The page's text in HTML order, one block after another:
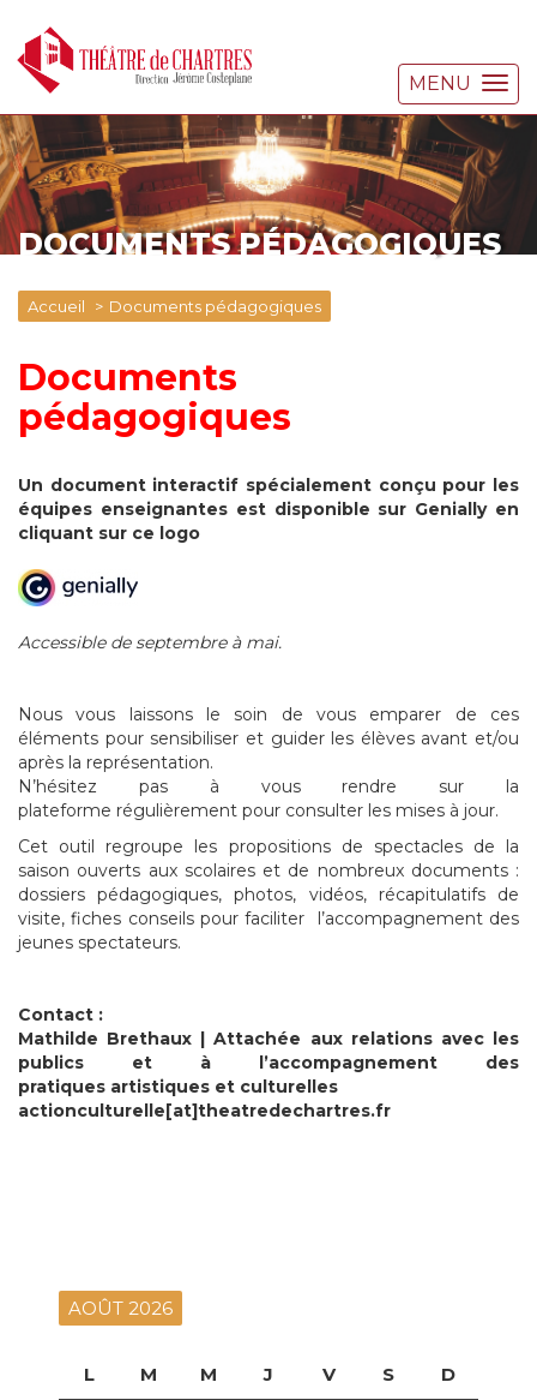
MENU
DOCUMENTS PÉDAGOGIQUES
Accueil Documents pédagogiques
Documents
pédagogiques
Un document interactif spécialement conçu pour les
équipes enseignantes est disponible sur Genially en
cliquant sur ce logo
Accessible de septembre à mai.
Nous vous laissons le soin de vous emparer de ces
éléments pour sensibiliser et guider les élèves avant et/ou
après la représentation.
N’hésitez pas à vous rendre sur la
plateforme régulièrement pour consulter les mises à jour.
Cet outil regroupe les propositions de spectacles de la
saison ouverts aux scolaires et de nombreux documents :
dossiers pédagogiques, photos, vidéos, récapitulatifs de
visite, fiches conseils pour faciliter l’accompagnement des
jeunes spectateurs.
Contact :
Mathilde Brethaux | Attachée aux relations avec les
publics et à l’accompagnement des
pratiques artistiques et culturelles
actionculturelle[at]theatredechartres.fr
AOÛT 2026
L M M J V S D